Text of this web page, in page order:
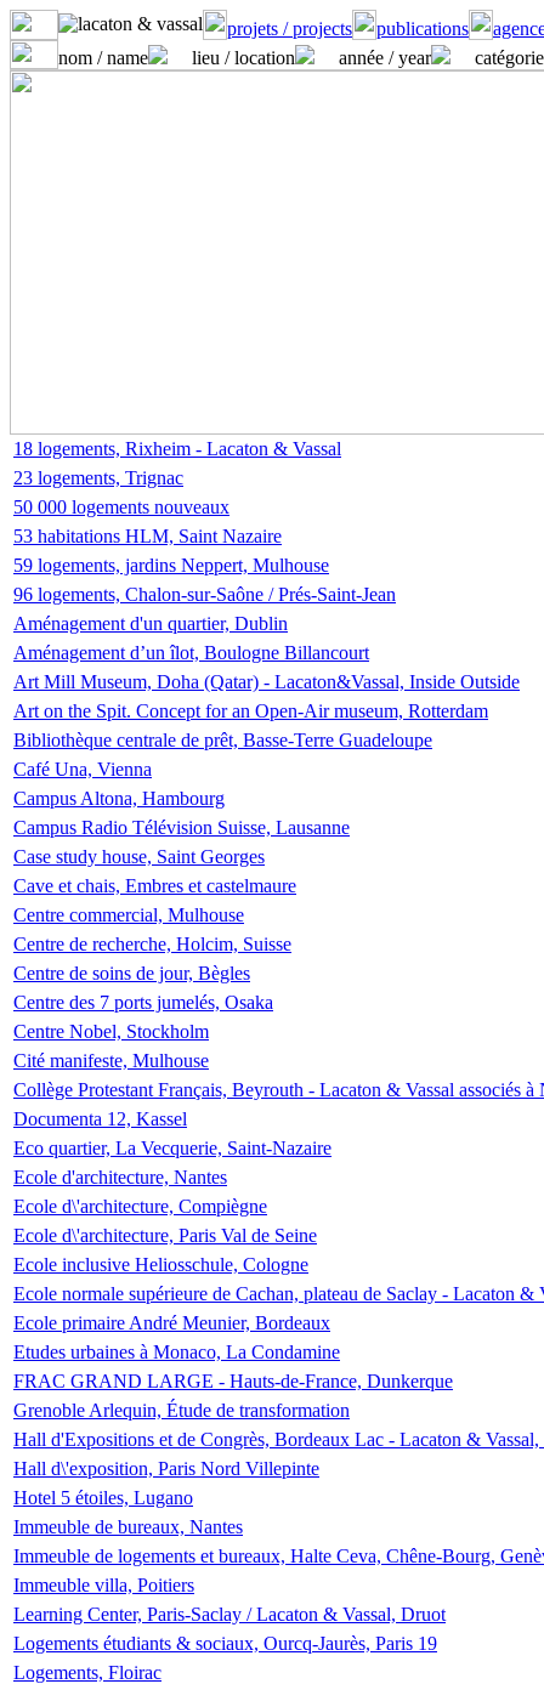
projets / projects publications
nom / name
lieu / location année / year
18 logements, Rixheim - Lacaton & Vassal
23 logements, Trignac
50 000 logements nouveaux
53 habitations HLM, Saint Nazaire
59 logements, jardins Neppert, Mulhouse
96 logements, Chalon-sur-Saône / Prés-Saint-Jean
Aménagement d'un quartier, Dublin
Aménagement d’un îlot, Boulogne Billancourt
Art Mill Museum, Doha (Qatar) - Lacaton&Vassal, Inside Outside
Art on the Spit. Concept for an Open-Air museum, Rotterdam
Bibliothèque centrale de prêt, Basse-Terre Guadeloupe
Café Una, Vienna
Campus Altona, Hambourg
Campus Radio Télévision Suisse, Lausanne
Case study house, Saint Georges
Cave et chais, Embres et castelmaure
Centre commercial, Mulhouse
Centre de recherche, Holcim, Suisse
Centre de soins de jour, Bègles
Centre des 7 ports jumelés, Osaka
Centre Nobel, Stockholm
Cité manifeste, Mulhouse
Collège Protestant Français, Beyrouth - Lacaton & Vassal associés
Documenta 12, Kassel
Eco quartier, La Vecquerie, Saint-Nazaire
Ecole d'architecture, Nantes
Ecole d\'architecture, Compiègne
Ecole d\'architecture, Paris Val de Seine
Ecole inclusive Heliosschule, Cologne
Ecole normale supérieure de Cachan, plateau de Saclay - Lacaton &
Ecole primaire André Meunier, Bordeaux
Etudes urbaines à Monaco, La Condamine
FRAC GRAND LARGE - Hauts-de-France, Dunkerque
Grenoble Arlequin, Étude de transformation
Hall d'Expositions et de Congrès, Bordeaux Lac - Lacaton &
Hall d\'exposition, Paris Nord Villepinte
Hotel 5 étoiles, Lugano
Immeuble de bureaux, Nantes
Immeuble de logements et bureaux, Halte Ceva, Chêne-Bourg,
Immeuble villa, Poitiers
Learning Center, Paris-Saclay / Lacaton & Vassal, Druot
Logements étudiants & sociaux, Ourcq-Jaurès, Paris 19
Logements, Floirac